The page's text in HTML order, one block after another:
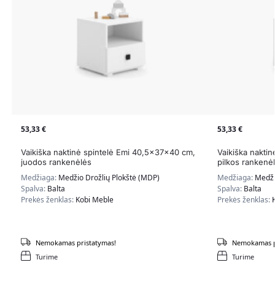
53,33€
Vaikiška naktinė spintelė Emi 40,5x37x40 cm,
juodos rankenėlės
Medžiaga: Medžio Drožlių Plokštė (MDP)
Spalva: Balta
Prekės ženklas: Kobi Meble
Turime
Nemokamas pristatymas!
53,33€
Vaikiška
pilkos
Medžiaga:
Spalva: Balta
Prekės ženklas:
Turime
Nemokamas